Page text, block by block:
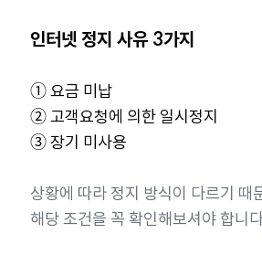
인터넷 정지 사유 3가지
➀ 요금 미납
➁ 고객요청에 의한 일시정지
➂ 장기 미사용
상황에 따라 정지 방식이 다르기 때
해당 조건을 꼭 확인해보셔야 합니